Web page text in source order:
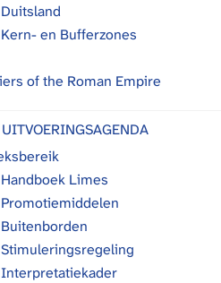
Duitsland
Kern- en Bufferzones
of the Roman Empire
UITVOERINGSAGENDA
Handboek Limes
Promotiemiddelen
Buitenborden
Stimuleringsregeling
Interpretatiekader